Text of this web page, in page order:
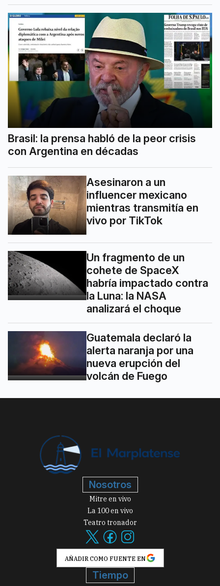
Brasil: la prensa habló de la peor crisis
con Argentina en décadas
Asesinaron a un
influencer mexicano
mientras transmitía en
vivo por TikTok
Un fragmento de un
cohete de SpaceX
habría impactado contra
la Luna: la NASA
analizará el choque
Guatemala declaró la
alerta naranja por una
nueva erupción del
volcán de Fuego
Nosotros
Mitre en vivo
La 100 en vivo
Teatro tronador
AÑADIR COMO FUENTE EN
Tiempo